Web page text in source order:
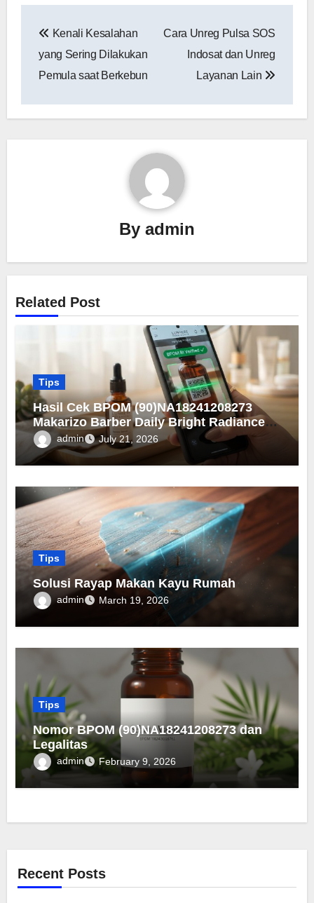
navigation
Kenali Kesalahan
yang Sering Dilakukan
Pemula saat Berkebun
Cara Unreg Pulsa SOS
Indosat dan Unreg
Layanan Lain
By admin
Related Post
Tips
Hasil Cek BPOM (90)NA18241208273
Makarizo Barber Daily Bright Radiance
Face Wash
admin July 21, 2026
Tips
Solusi Rayap Makan Kayu Rumah
admin March 19, 2026
Tips
Nomor BPOM (90)NA18241208273 dan
Legalitas
admin February 9, 2026
Recent Posts